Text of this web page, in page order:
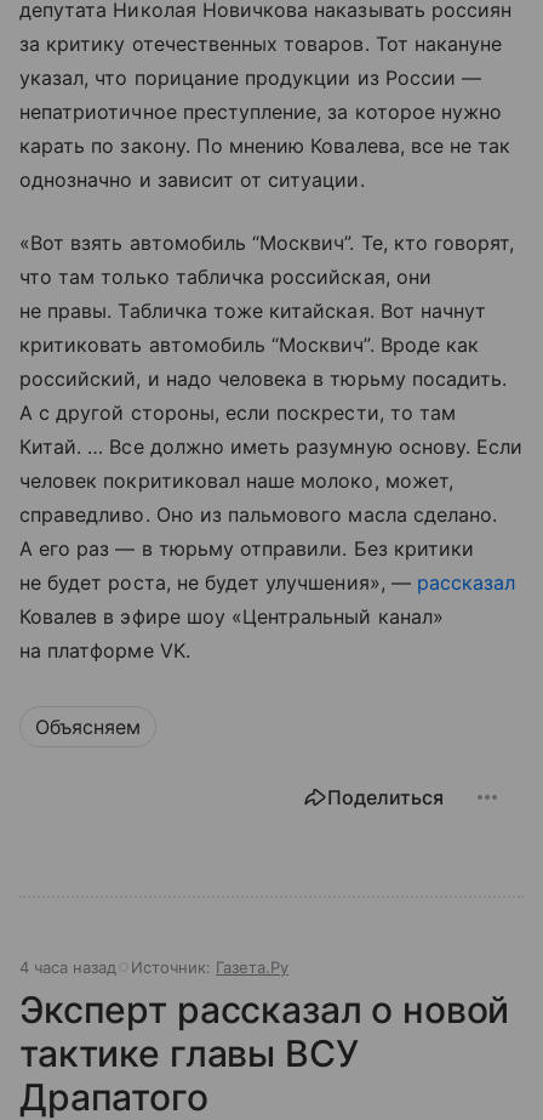
депутата Николая Новичкова наказывать россиян
за критику отечественных товаров. Тот накануне
указал, что порицание продукции из России —
непатриотичное преступление, за которое нужно
карать по закону. По мнению Ковалева, все не так
однозначно и зависит от ситуации.
«Вот взять автомобиль “Москвич”. Те, кто говорят,
что там только табличка российская, они
не правы. Табличка тоже китайская. Вот начнут
критиковать автомобиль “Москвич”. Вроде как
российский, и надо человека в тюрьму посадить.
А с другой стороны, если поскрести, то там
Китай. … Все должно иметь разумную основу. Если
человек покритиковал наше молоко, может,
справедливо. Оно из пальмового масла сделано.
А его раз — в тюрьму отправили. Без критики
не будет роста, не будет улучшения», — рассказал
Ковалев в эфире шоу «Центральный канал»
на платформе VK.
Объясняем
Поделиться
4 часа назад Источник: Газета.Ру
Эксперт рассказал о новой
тактике главы ВСУ
Драпатого